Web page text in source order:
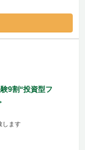
9割“投資型フ
します